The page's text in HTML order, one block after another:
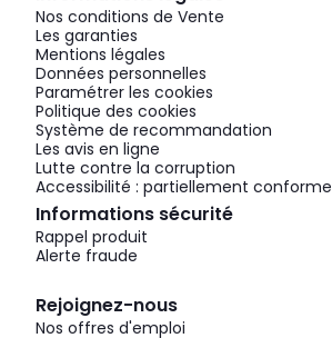
Nos conditions de Vente
Les garanties
Mentions légales
Données personnelles
Paramétrer les cookies
Politique des cookies
Système de recommandation
Les avis en ligne
Lutte contre la corruption
Accessibilité : partiellement conforme
Informations sécurité
Rappel produit
Alerte fraude
Rejoignez-nous
Nos offres d'emploi